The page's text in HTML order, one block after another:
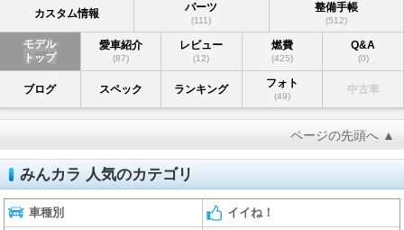
カスタム情報 パーツ
(111)
整備手帳
(512)
モデル
トップ
愛車紹介
(87)
レビュー
(12)
燃費
(425)
Q&A
(0)
ブログ スペック ランキング フォト
(49)
中古車
ページの先頭へ ▲
みんカラ 人気のカテゴリ
車種別 イイね！